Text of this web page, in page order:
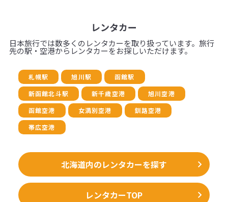
レンタカー
日本旅行では数多くのレンタカーを取り扱っています。旅行
先の駅・空港からレンタカーをお探しいただけます。
札幌駅 旭川駅
函館駅
新函館北斗駅
新千歳空港
旭川空港
函館空港
女満別空港
釧路空港
帯広空港
北海道内のレンタカーを探す
レンタカーTOP